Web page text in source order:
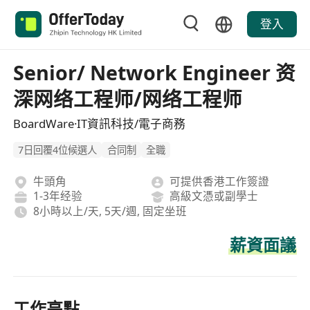
登入
Senior/ Network Engineer 资
深网络工程师/网络工程师
BoardWare·IT資訊科技/電子商務
7日回覆4位候選人 合同制 全職
牛頭角
可提供香港工作簽證
1-3年经验
高級文憑或副學士
8小時以上/天, 5天/週, 固定坐班
薪資面議